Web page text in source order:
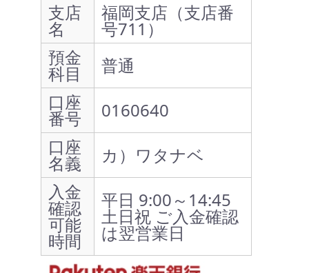
支店
名
福岡支店（支店番
号711）
預金
科目
普通
口座
番号
0160640
口座
名義
カ）ワタナベ
入金
確認
可能
時間
平日 9:00～14:45
土日祝 ご入金確認
は翌営業日